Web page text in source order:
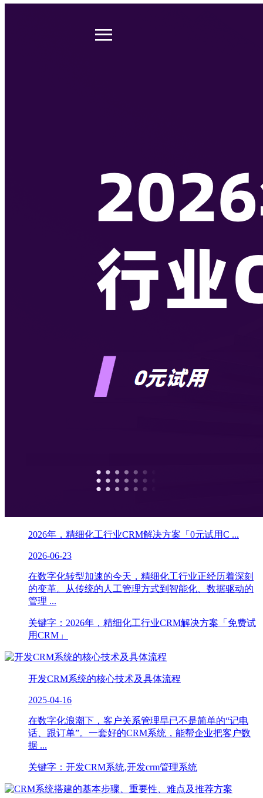
2026年，精细化工行业CRM解决方案「0元试用C ...
2026-06-23
在数字化转型加速的今天，精细化工行业正经历着深刻
的变革。从传统的人工管理方式到智能化、数据驱动的
管理 ...
关键字：2026年，精细化工行业CRM解决方案「免费试
用CRM」
开发CRM系统的核心技术及具体流程
2025-04-16
在数字化浪潮下，客户关系管理早已不是简单的“记电
话、跟订单”。一套好的CRM系统，能帮企业把客户数
据 ...
关键字：开发CRM系统,开发crm管理系统